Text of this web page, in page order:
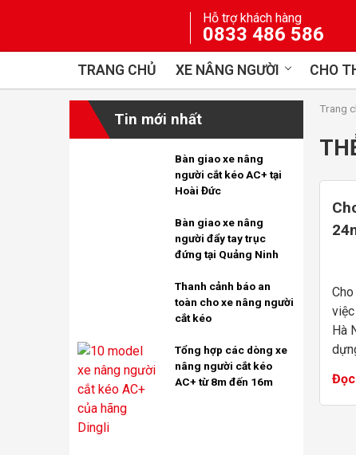
Hỗ trợ khách hàng
0833 486 586
TRANG CHỦ XE NÂNG NGƯỜI CHO
Trang
Hà
bảo
Tin mới nhất
Bàn giao xe nâng
người cắt kéo AC+ tại
Hoài Đức
Bàn giao xe nâng
người đẩy tay trục
đứng tại Quảng Ninh
Thanh cảnh báo an
toàn cho xe nâng người
cắt kéo
Tổng hợp các dòng xe
nâng người cắt kéo
AC+ từ 8m đến 16m